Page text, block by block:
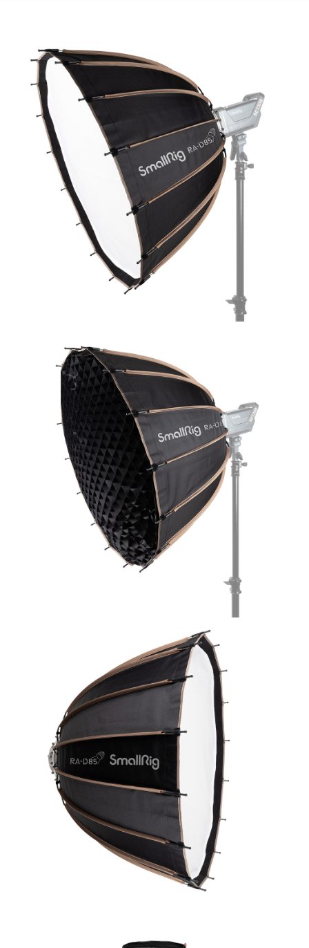
３．安心：先確認商品／服務後，再付款。
【「AFTEE先享後付」結帳流程】
１．於結帳方式選擇「AFTEE先享後付」後，將跳轉至「AFTEE先享後付」
結帳頁面，進行簡訊認證並確認金額後，即可完成結帳。
２．訂單成立數日內，您將收到繳費通知簡訊。
３．收到繳費通知簡訊後14天內，點擊此簡訊中的連結，可透過四大超商／
ATM／網路銀行／等多元方式進行付款，方視為交易完成。
※ 請注意：結帳手續完成當下不需立刻繳費，但若您需要取消訂單，請聯絡
購買商品的店家。未經商家同意取消之訂單仍視為有效，需透過AFTEE先享
後付繳納相關費用。
※ 交易是否成功請以「AFTEE先享後付 」之結帳頁面顯示為準，若有關於
是否繳費成功／繳費後需取消欲退款等相關疑問，請聯繫「AFTEE先享後付
https://netprotections.freshdesk.com/support/home
１．透過由恩沛科技股份有限公司提供之「AFTEE先享後付」服務完成之交
易，需依本服務之必要範圍內提供個人資料，並將交易相關給付款項請求債
權轉讓予恩沛科技股份有限公司。
２．關於個人資料處理事宜，請瀏覽以下網址：
４．使用「AFTEE先享後付」時，將依據個別帳號之用戶狀況，依本公司即
時審查核予不同之上限額度；若仍有額度不足之情形，本公司將視審查結果
請求用戶進行身份認證。
５．嚴禁一人註冊多個帳號或使用他人資訊註冊。若發現惡意使用之情形，
恩沛科技股份有限公司將有權停止該用戶之使用額度並採取法律行動。
每筆NT$75，滿NT$399(含以上)免運費